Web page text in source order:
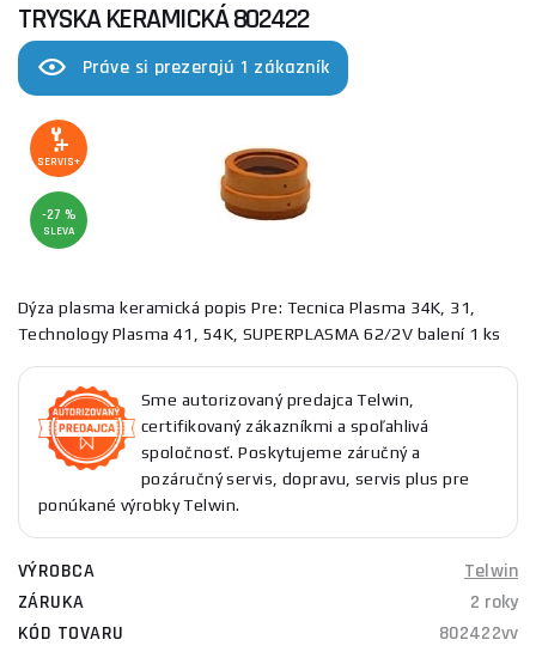
TRYSKA KERAMICKÁ 802422
Práve si prezerajú 1 zákazník
SERVIS+
-27 %
SLEVA
Dýza plasma keramická popis Pre: Tecnica Plasma 34K, 31,
Technology Plasma 41, 54K, SUPERPLASMA 62/2V balení 1 ks
Sme autorizovaný predajca Telwin,
certifikovaný zákazníkmi a spoľahlivá
spoločnosť. Poskytujeme záručný a
pozáručný servis, dopravu, servis plus pre
ponúkané výrobky Telwin.
VÝROBCA
Telwin
ZÁRUKA
2 roky
KÓD TOVARU
802422vv